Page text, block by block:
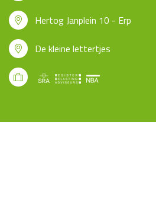
Hertog Janplein 10 - Erp
De kleine lettertjes